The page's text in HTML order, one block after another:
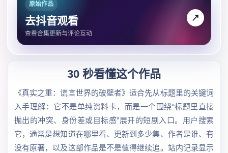
原始作品
去抖音观看
查看合集更新与评论互动
↗
30 秒看懂这个作品
《真实之重：谎言世界的破壁者》适合先从标题里的关键词
入手理解：它不是单纯资料卡，而是一个围绕“标题里直接
抛出的冲突、身份差或目标感”展开的短剧入口。用户搜索
它，通常是想知道在哪里看、更新到多少集、作者是谁、有
没有原著，以及这部作品是不是值得继续追。站内记录显示